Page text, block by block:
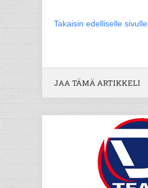
Takaisin edelliselle sivulle
JAA TÄMÄ ARTIKKELI